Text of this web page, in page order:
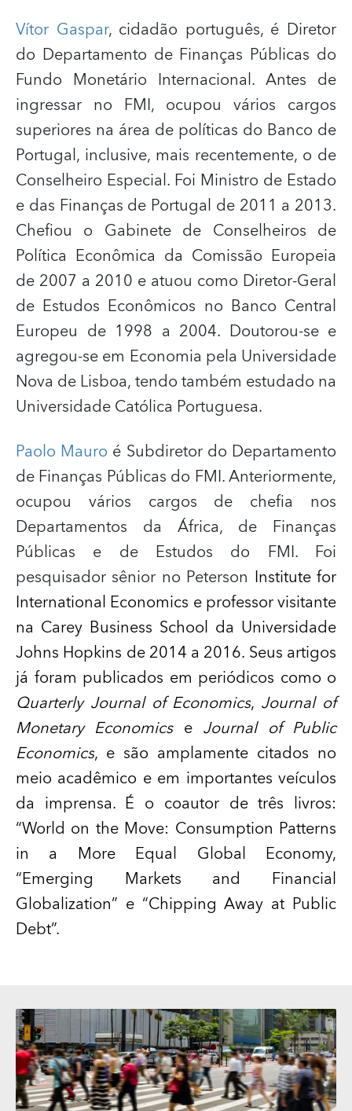
Vítor Gaspar, cidadão português, é Diretor
do Departamento de Finanças Públicas do
Fundo Monetário Internacional. Antes de
ingressar no FMI, ocupou vários cargos
superiores na área de políticas do Banco de
Portugal, inclusive, mais recentemente, o de
Conselheiro Especial. Foi Ministro de Estado
e das Finanças de Portugal de 2011 a 2013.
Chefiou o Gabinete de Conselheiros de
Política Econômica da Comissão Europeia
de 2007 a 2010 e atuou como Diretor-Geral
de Estudos Econômicos no Banco Central
Europeu de 1998 a 2004. Doutorou-se e
agregou-se em Economia pela Universidade
Nova de Lisboa, tendo também estudado na
Universidade Católica Portuguesa.
Paolo Mauro é Subdiretor do Departamento
de Finanças Públicas do FMI. Anteriormente,
ocupou vários cargos de chefia nos
Departamentos da África, de Finanças
Públicas e de Estudos do FMI. Foi
pesquisador sênior no Peterson Institute for
International Economics e professor visitante
na Carey Business School da Universidade
Johns Hopkins de 2014 a 2016. Seus artigos
já foram publicados em periódicos como o
Quarterly Journal of Economics, Journal of
Monetary Economicse Journal of Public
Economics, e são amplamente citados no
meio acadêmico e em importantes veículos
da imprensa. É o coautor de três livros:
“World on the Move: Consumption Patterns
in a More Equal Global Economy,
“Emerging Markets and Financial
Globalization” e “Chipping Away at Public
Debt”.